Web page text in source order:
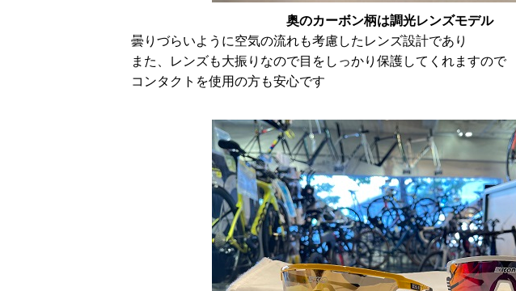
奥のカーボン柄は調光レンズモデル
曇りづらいように空気の流れも考慮したレンズ設計であり
また、レンズも大振りなので目をしっかり保護してくれますので
コンタクトを使用の方も安心です